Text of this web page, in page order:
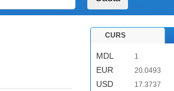
CURS
MDL 1
EUR 20.0493
USD 17.3737